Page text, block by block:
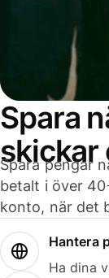
Spara
skickar
Spara pengar
betalt i över
konto, när det
Hantera
Ha dina